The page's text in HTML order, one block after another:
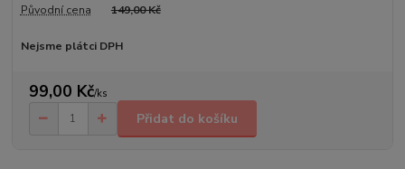
Původní cena 149,00 Kč
Nejsme plátci DPH
99,00 Kč/ks
Přidat do košíku